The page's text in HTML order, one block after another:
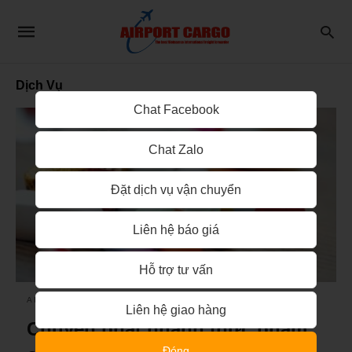
Dịch Vụ
AIRPORT CARGO
Chuyển phát nhanh thực phẩm
Chat Facebook
Chat Zalo
Đặt dịch vụ vận chuyển
Liên hệ báo giá
Hỗ trợ tư vấn
Liên hệ giao hàng